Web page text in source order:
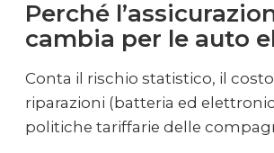
Perché
cambia per le auto
Conta il rischio statistico, il
riparazioni (batteria ed
politiche tariffarie delle